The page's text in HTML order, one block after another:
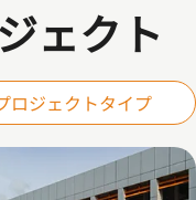
ェクト
ロジェクトタイプ